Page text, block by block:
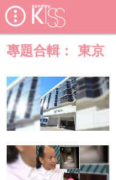
專題合輯： 東京